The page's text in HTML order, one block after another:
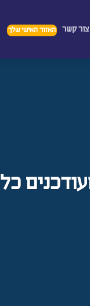
צור קשר האזור האישי שלך
כל